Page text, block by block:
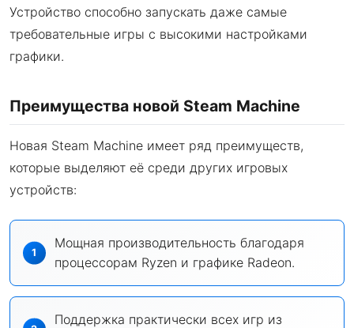
Устройство способно запускать даже самые
требовательные игры с высокими настройками
графики.
Преимущества новой Steam Machine
Новая Steam Machine имеет ряд преимуществ,
которые выделяют её среди других игровых
устройств:
Мощная производительность благодаря
процессорам Ryzen и графике Radeon.
Поддержка практически всех игр из